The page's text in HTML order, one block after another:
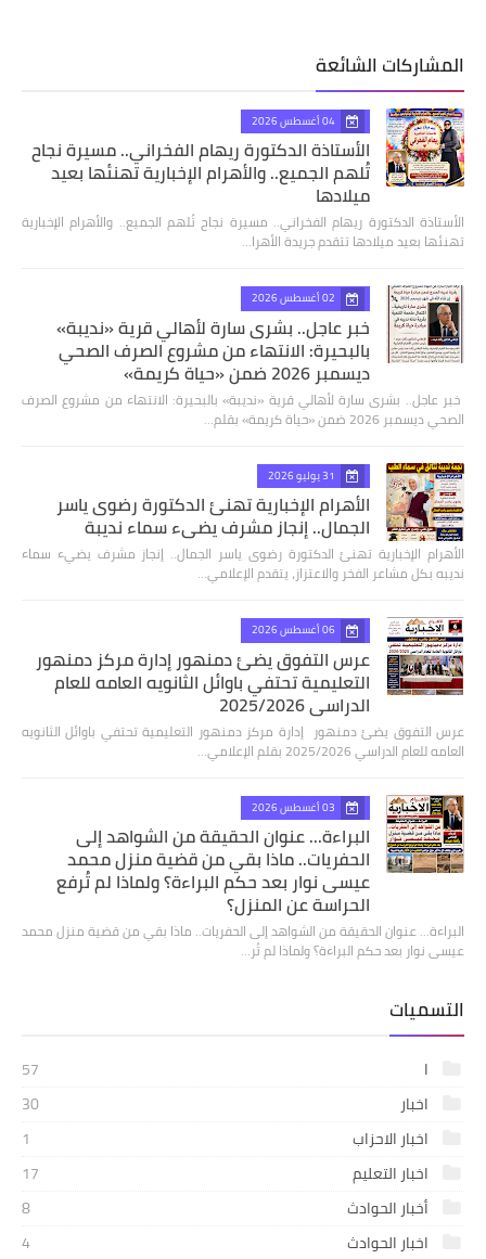
المشاركات الشائعة
04 أغسطس 2026
الأستاذة الدكتورة ريهام الفخراني.. مسيرة نجاح
تُلهم الجميع.. والأهرام الإخبارية تهنئها بعيد
ميلادها
الأستاذة الدكتورة ريهام الفخراني.. مسيرة نجاح تُلهم الجميع.. والأهرام الإخبارية
تهنئها بعيد ميلادها تتقدم جريدة الأهرا…
02 أغسطس 2026
خبر عاجل.. بشرى سارة لأهالي قرية «نديبة»
بالبحيرة: الانتهاء من مشروع الصرف الصحي
ديسمبر 2026 ضمن «حياة كريمة»
​ خبر عاجل.. بشرى سارة لأهالي قرية «نديبة» بالبحيرة: الانتهاء من مشروع الصرف
الصحي ديسمبر 2026 ضمن «حياة كريمة» بقلم…
31 يوليو 2026
الأهرام الإخبارية تهنئ الدكتورة رضوى ياسر
الجمال.. إنجاز مشرف يضيء سماء نديبة
الأهرام الإخبارية تهنئ الدكتورة رضوى ياسر الجمال.. إنجاز مشرف يضيء سماء
نديبه بكل مشاعر الفخر والاعتزاز، يتقدم الإعلامي…
06 أغسطس 2026
عرس التفوق يضئ دمنهور إدارة مركز دمنهور
التعليمية تحتفي باوائل الثانويه العامه للعام
الدراسي 2025/2026
عرس التفوق يضئ دمنهور إدارة مركز دمنهور التعليمية تحتفي باوائل الثانويه
العامه للعام الدراسي 2025/2026 بقلم الإعلامي…
03 أغسطس 2026
البراءة... عنوان الحقيقة من الشواهد إلى
الحفريات.. ماذا بقي من قضية منزل محمد
عيسى نوار بعد حكم البراءة؟ ولماذا لم تُرفع
الحراسة عن المنزل؟
البراءة... عنوان الحقيقة من الشواهد إلى الحفريات.. ماذا بقي من قضية منزل محمد
عيسى نوار بعد حكم البراءة؟ ولماذا لم تُر…
التسميات
ا
57
اخبار
30
اخبار الاحزاب
1
اخبار التعليم
17
أخبار الحوادث
8
اخبار الحوادث
4